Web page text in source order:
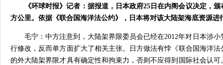
《环球时报》记者：据报道，日本政府25日在内阁会议决定，
方公里。依据《联合国海洋法公约》，日本将对该大陆架海底资源
毛宁：中方注意到，大陆架界限委员会已经在2012年对日本涉
行修改，反而单方面扩大了相关主张。日方做法有悖《联合国海洋
的外大陆架界限才具有确定性和拘束力，否则不应得到国际社会认